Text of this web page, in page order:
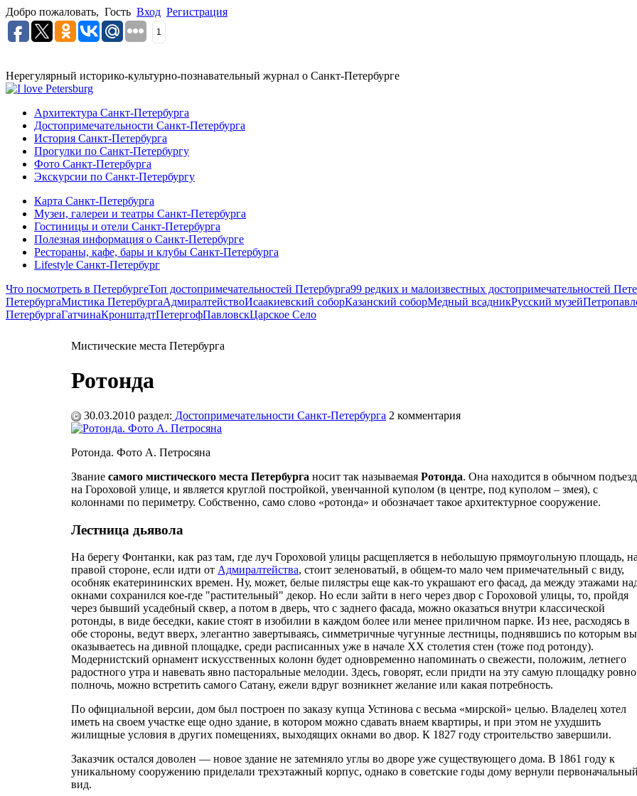
Добро пожаловать, Гость Вход Регистрация
1
Нерегулярный историко-культурно-познавательный журнал о Санкт-Петербурге
Архитектура Санкт-Петербурга
Достопримечательности Санкт-Петербурга
История Санкт-Петербурга
Прогулки по Санкт-Петербургу
Фото Санкт-Петербурга
Экскурсии по Санкт-Петербургу
Карта Санкт-Петербурга
Музеи, галереи и театры Санкт-Петербурга
Гостиницы и отели Санкт-Петербурга
Полезная информация о Санкт-Петербурге
Рестораны, кафе, бары и клубы Санкт-Петербурга
Lifestyle Санкт-Петербург
Что посмотреть в ПетербургеТоп достопримечательностей Петербурга99 редких и малоизвестных достопримечательностей
ПетербургаМистика ПетербургаАдмиралтействоИсаакиевский соборКазанский соборМедный всадникРусский музей
ПетербургаГатчинаКронштадтПетергофПавловскЦарское Село
Мистические места Петербурга
Ротонда
30.03.2010 раздел: Достопримечательности Санкт-Петербурга 2 комментария
Ротонда. Фото А. Петросяна
Звание самого мистического места Петербурга носит так называемая Ротонда. Она находится в обычном
на Гороховой улице, и является круглой постройкой, увенчанной куполом (в центре, под куполом – змея), с
колоннами по периметру. Собственно, само слово «ротонда» и обозначает такое архитектурное сооружение.
Лестница дьявола
На берегу Фонтанки, как раз там, где луч Гороховой улицы расщепляется в небольшую прямоугольную площадь,
правой стороне, если идти от Адмиралтейства, стоит зеленоватый, в общем-то мало чем примечательный с виду,
особняк екатерининских времен. Ну, может, белые пилястры еще как-то украшают его фасад, да между этажами
окнами сохранился кое-где "растительный" декор. Но если зайти в него через двор с Гороховой улицы, то, пройдя
через бывший усадебный сквер, а потом в дверь, что с заднего фасада, можно оказаться внутри классической
ротонды, в виде беседки, какие стоят в изобилии в каждом более или менее приличном парке. Из нее, расходясь в
обе стороны, ведут вверх, элегантно завертываясь, симметричные чугунные лестницы, поднявшись по которым вы
оказываетесь на дивной площадке, среди расписанных уже в начале ХХ столетия стен (тоже под ротонду).
Модернистский орнамент искусственных колонн будет одновременно напоминать о свежести, положим, летнего
радостного утра и навевать явно пасторальные мелодии. Здесь, говорят, если придти на эту самую площадку
полночь, можно встретить самого Сатану, ежели вдруг возникнет желание или какая потребность.
По официальной версии, дом был построен по заказу купца Устинова с весьма «мирской» целью. Владелец хотел
иметь на своем участке еще одно здание, в котором можно сдавать внаем квартиры, и при этом не ухудшить
жилищные условия в других помещениях, выходящих окнами во двор. К 1827 году строительство завершили.
Заказчик остался доволен — новое здание не затемняло углы во дворе уже существующего дома. В 1861 году к
уникальному сооружению приделали трехэтажный корпус, однако в советские годы дому вернули
вид.